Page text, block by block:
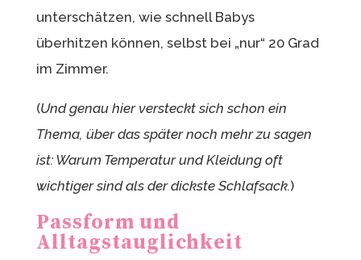
unterschätzen, wie schnell Babys
überhitzen können, selbst bei „nur“ 20 Grad
im Zimmer.
(Und genau hier versteckt sich schon ein
Thema, über das später noch mehr zu sagen
ist: Warum Temperatur und Kleidung oft
wichtiger sind als der dickste Schlafsack.)
Passform und
Alltagstauglichkeit